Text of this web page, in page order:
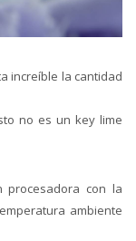
increíble la cantidad
no es un key lime
con la
ambiente